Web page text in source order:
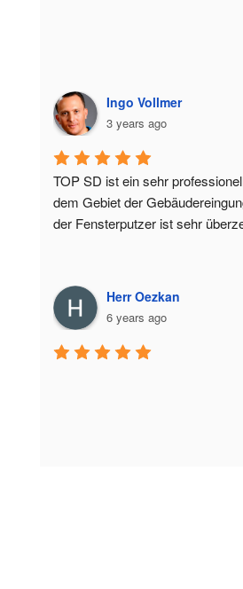
Ingo Vollmer
3 years ago
TOP SD ist ein sehr
dem Gebiet der
der Fensterputzer ist sehr
Herr Oezkan
6 years ago